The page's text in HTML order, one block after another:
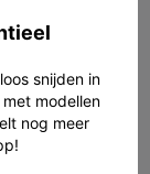
snijden in
modellen
nog meer